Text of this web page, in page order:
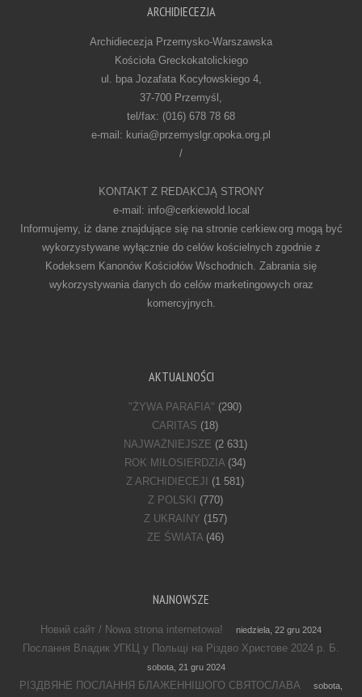
ARCHIDIECEZJA
Archidiecezja Przemysko-Warszawska
Kościoła Greckokatolickiego
ul. bpa Jozafata Kocyłowskiego 4,
37-700 Przemyśl,
tel/fax: (016) 678 78 68
e-mail: kuria@przemyslgr.opoka.org.pl
/
KONTAKT Z REDAKCJĄ STRONY
e-mail: info@cerkiewold.local
Informujemy, iż dane znajdujące się na stronie cerkiew.org mogą być
wykorzystywane wyłącznie do celów kościelnych zgodnie z
Kodeksem Kanonów Kościołów Wschodnich. Zabrania się
wykorzystywania danych do celów marketingowych oraz
komercyjnych.
AKTUALNOŚCI
"ŻYWA PARAFIA" (290)
CARITAS (18)
NAJWAŻNIEJSZE (2 631)
ROK MIŁOSIERDZIA(34)
Z ARCHIDIECEJI
(1 581)
Z POLSKI
(770)
Z UKRAINY (157)
ZE ŚWIATA(46)
NAJNOWSZE
Новий сайт / Nowa strona internetowa! niedziela, 22 gru 2024
Послання Владик УГКЦ у Польщі на Різдво Христове 2024 р. Б.
sobota, 21 gru 2024
РІЗДВЯНЕ ПОСЛАННЯ БЛАЖЕННІШОГО СВЯТОСЛАВА sobota,